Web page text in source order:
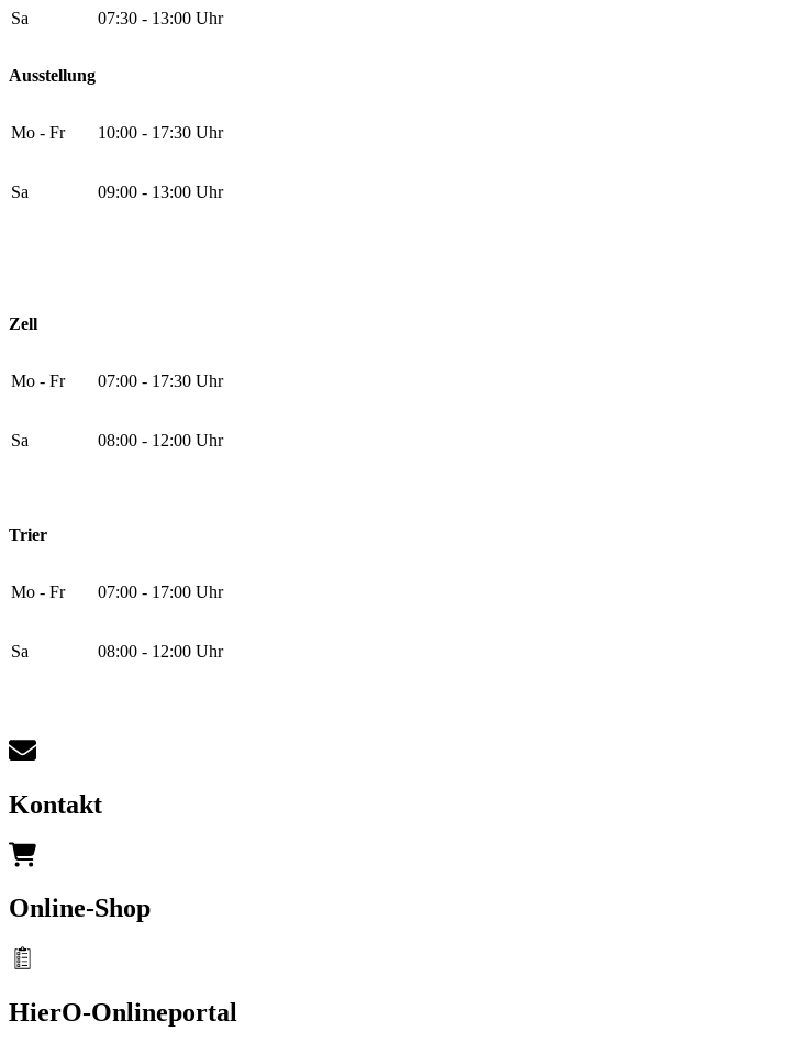
Sa 07:30 - 13:00 Uhr
Ausstellung
Mo - Fr 10:00 - 17:30 Uhr
Sa 09:00 - 13:00 Uhr
Zell
Mo - Fr 07:00 - 17:30 Uhr
Sa 08:00 - 12:00 Uhr
Trier
Mo - Fr 07:00 - 17:00 Uhr
Sa 08:00 - 12:00 Uhr
Kontakt
Online-Shop
HierO-Onlineportal